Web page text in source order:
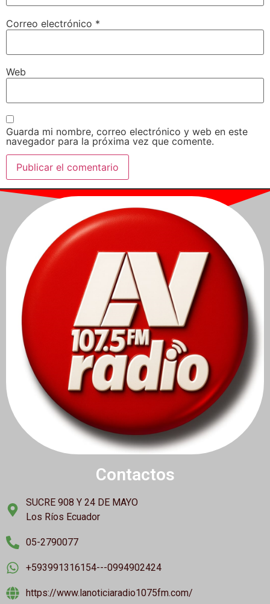
Correo electrónico *
Web
Guarda mi nombre, correo electrónico y web en este
navegador para la próxima vez que comente.
Contactos
SUCRE 908 Y 24 DE MAYO
Los Ríos Ecuador
05-2790077
+593991316154---0994902424
https://www.lanoticiaradio1075fm.com/